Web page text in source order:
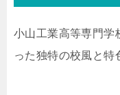
小山工業高等専門学
った独特の校風と特